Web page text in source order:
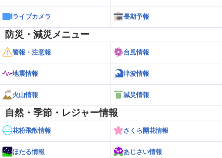
ライブカメラ 長期予報
防災・減災メニュー
警報・注意報 台風情報
地震情報 津波情報
火山情報 減災情報
自然・季節・レジャー情報
花粉飛散情報 さくら開花情報
ほたる情報 あじさい情報